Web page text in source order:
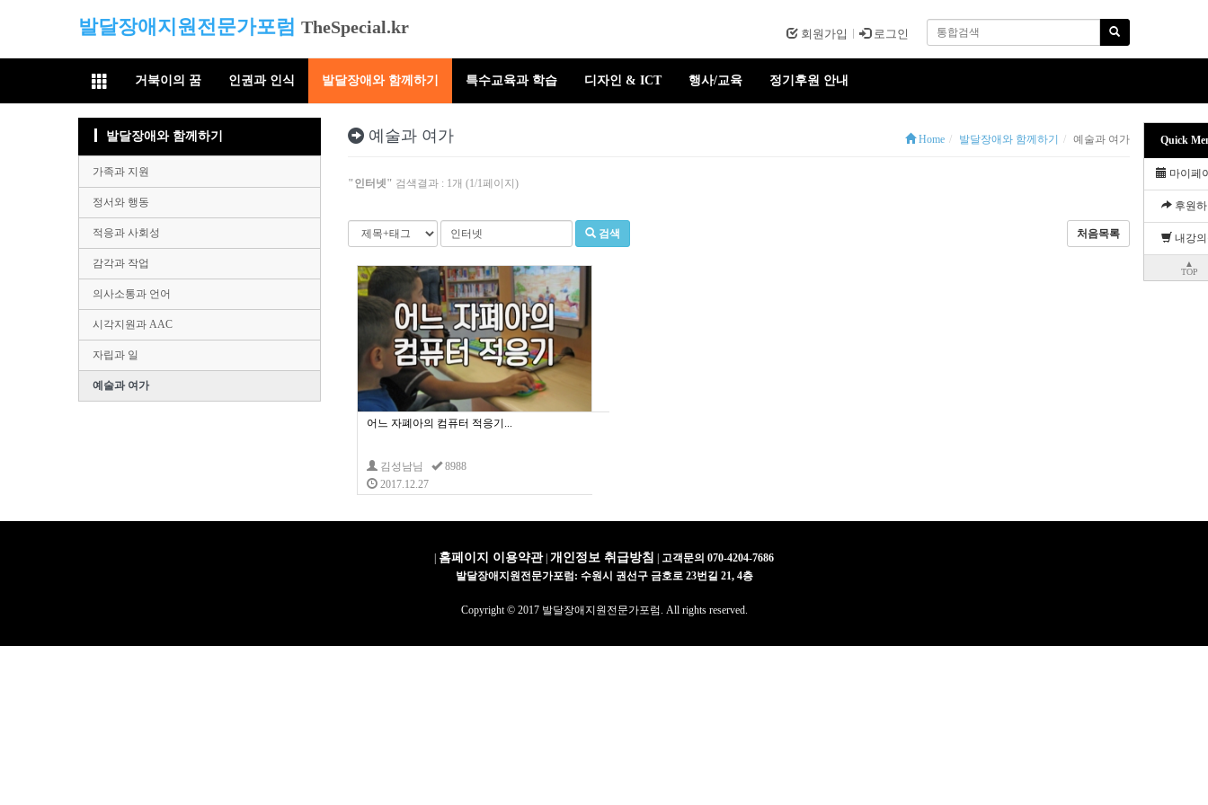
발달장애지원전문가포럼 TheSpecial.kr 회원가입 로그인
거북이의 꿈 인권과 인식 발달장애와 함께하기 특수교육과 학습 디자인 & ICT 행사/교육 정기후원 안내
예술과 여가 Home 발달장애와 함께하기 예술과 여가
"인터넷" 검색결과 : 1개 (1/1페이지)
처음목록
검색
어느 자폐아의 컴퓨터 적응기...
김성남님
8988
2017.12.27
발달장애와 함께하기
가족과 지원
정서와 행동
적응과 사회성
감각과 작업
의사소통과 언어
시각지원과 AAC
자립과 일
예술과 여가
Quick
마이페
후원하
내강
▲
TOP
홈페이지 이용약관| 개인정보 취급방침
고객문의 070-4204-7686
발달장애지원전문가포럼: 수원시 권선구 금호로 23번길 21, 4층
Copyright © 2017 발달장애지원전문가포럼. All rights reserved.